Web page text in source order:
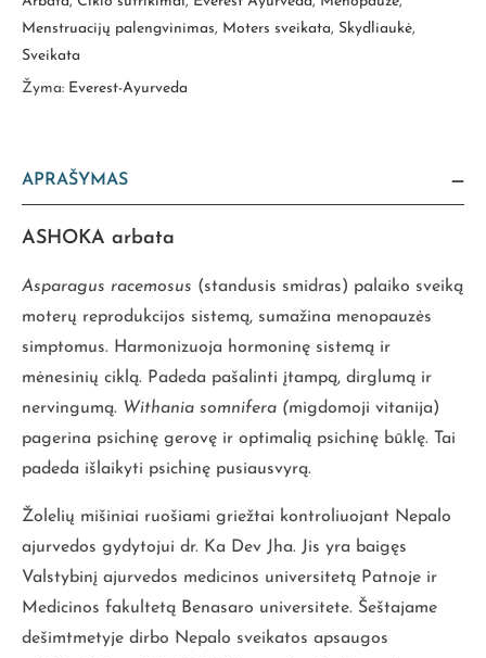
Menstruacijų palengvinimas, Moters sveikata, Skydliaukė,
Sveikata
Žyma: Everest-Ayurveda
APRAŠYMAS
ASHOKA arbata
Asparagus racemosus (standusis smidras) palaiko sveiką
moterų reprodukcijos sistemą, sumažina menopauzės
simptomus. Harmonizuoja hormoninę sistemą ir
mėnesinių ciklą. Padeda pašalinti įtampą, dirglumą ir
nervingumą. Withania somnifera (migdomoji vitanija)
pagerina psichinę gerovę ir optimalią psichinę būklę. Tai
padeda išlaikyti psichinę pusiausvyrą.
Žolelių mišiniai ruošiami griežtai kontroliuojant Nepalo
ajurvedos gydytojui dr. Ka Dev Jha. Jis yra baigęs
Valstybinį ajurvedos medicinos universitetą Patnoje ir
Medicinos fakultetą Benasaro universitete. Šeštajame
dešimtmetyje dirbo Nepalo sveikatos apsaugos